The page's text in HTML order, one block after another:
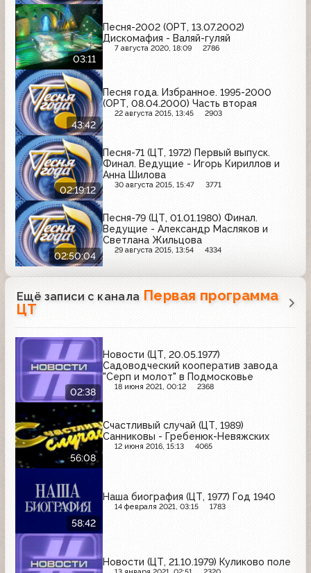
03:11
Песня-2002 (ОРТ, 13.07.2002)
Дискомафия - Валяй-гуляй
7 августа 2020, 18:09 2786
43:42
Песня года. Избранное. 1995-2000
(ОРТ, 08.04.2000) Часть вторая
22 августа 2015, 13:45 2903
02:19:12
Песня-71 (ЦТ, 1972) Первый выпуск.
Финал. Ведущие - Игорь Кириллов и
Анна Шилова
30 августа 2015, 15:47 3771
02:50:04
Песня-79 (ЦТ, 01.01.1980) Финал.
Ведущие - Александр Масляков и
Светлана Жильцова
29 августа 2015, 13:54 4334
Ещё записи с канала Первая программа
ЦТ
02:38
Новости (ЦТ, 20.05.1977)
Садоводческий кооператив завода
"Серп и молот" в Подмосковье
18 июня 2021, 00:12 2368
56:08
Счастливый случай (ЦТ, 1989)
Санниковы - Гребенюк-Невяжских
12 июня 2016, 15:13 4065
58:42
Наша биография (ЦТ, 1977) Год 1940
14 февраля 2021, 03:15 1783
Новости (ЦТ, 21.10.1979) Куликово поле